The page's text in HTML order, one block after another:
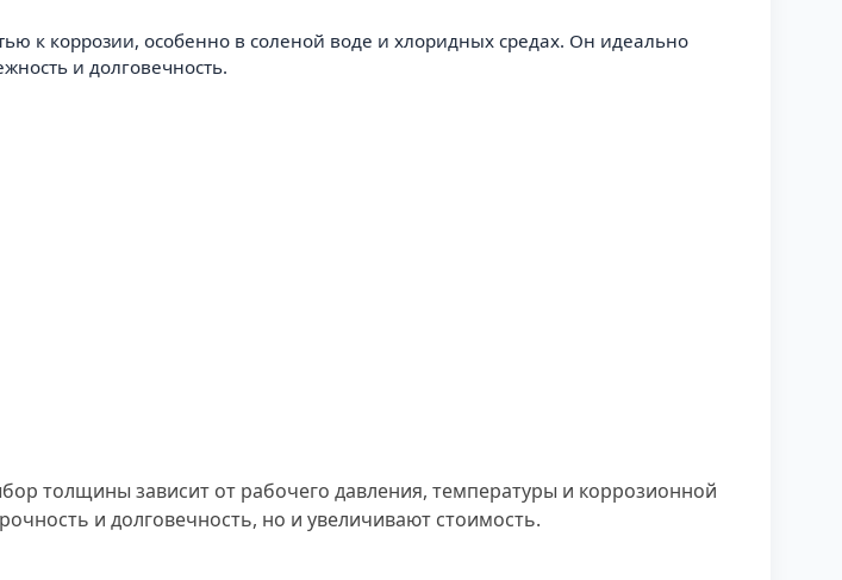
к коррозии, особенно в соленой воде и хлоридных средах. Он идеально
и долговечность.
толщины зависит от рабочего давления, температуры и коррозионной
и долговечность, но и увеличивают стоимость.